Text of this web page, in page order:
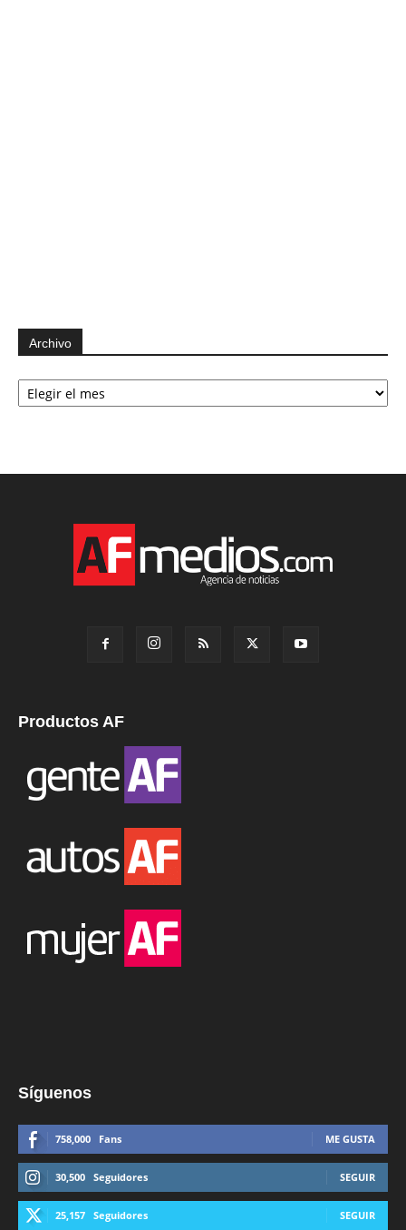
Archivo
Archivo
Productos AF
Síguenos
758,000 Fans ME GUSTA
30,500 Seguidores SEGUIR
25,157 Seguidores SEGUIR